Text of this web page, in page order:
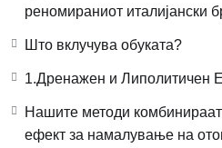
реномираниот италијански
Што вклучува обуката?
1.Дренажен и Липолитичен
Нашите методи
ефект за намалување на